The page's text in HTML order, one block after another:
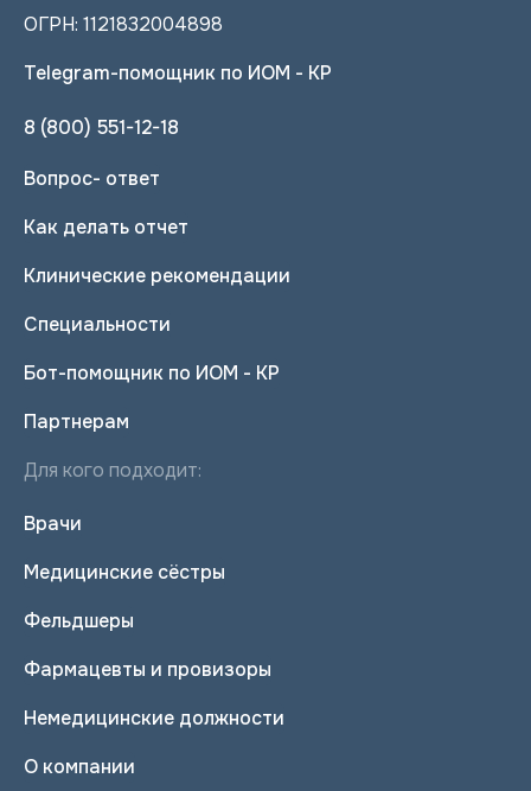
ОГРН: 1121832004898
Telegram-помощник по ИОМ - КР
8 (800) 551-12-18
Вопрос- ответ
Как делать отчет
Клинические рекомендации
Специальности
Бот-помощник по ИОМ - КР
Партнерам
Для кого подходит:
Врачи
Медицинские сёстры
Фельдшеры
Фармацевты и провизоры
Немедицинские должности
О компании